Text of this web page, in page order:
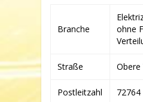
Branche
ohne
Straße Obere
Postleitzahl 72764